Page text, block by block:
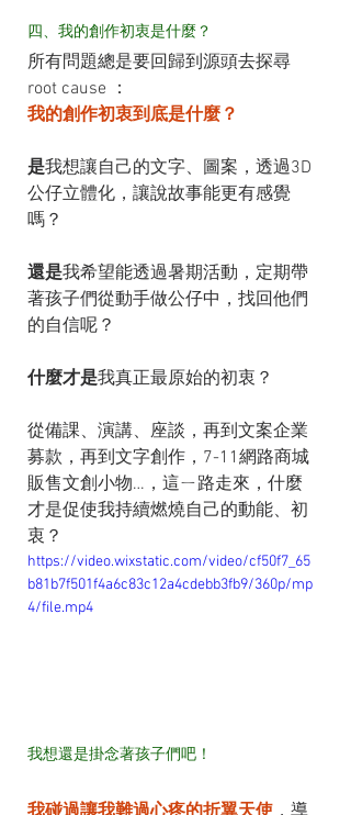
四、我的創作初衷是什麼？
所有問題總是要回歸到源頭去探尋
root cause ：
我的創作初衷到底是什麼？
是我想讓自己的文字、圖案，透過3D
公仔立體化，讓說故事能更有感覺
嗎？
還是我希望能透過暑期活動，定期帶
著孩子們從動手做公仔中，找回他們
的自信呢？
什麼才是我真正最原始的初衷？
從備課、演講、座談，再到文案企業
募款，再到文字創作，7-11網路商城
販售文創小物…，這ㄧ路走來，什麼
才是促使我持續燃燒自己的動能、初
衷？
https://video.wixstatic.com/video/cf50f7_65
b81b7f501f4a6c83c12a4cdebb3fb9/360p/mp
4/file.mp4
我想還是掛念著孩子們吧！